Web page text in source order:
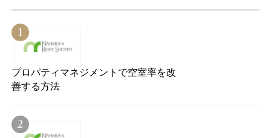
プロパティマネジメントで空室率を改
善する方法